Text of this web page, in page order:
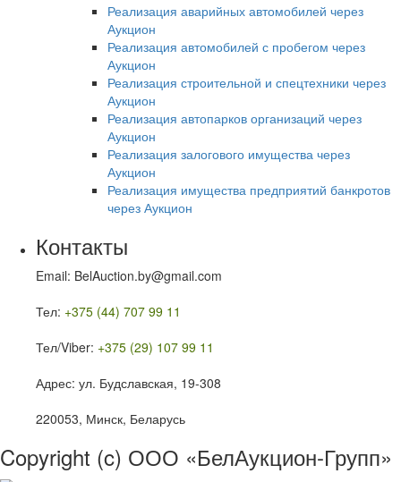
Реализация аварийных автомобилей через
Аукцион
Реализация автомобилей с пробегом через
Аукцион
Реализация строительной и спецтехники через
Аукцион
Реализация автопарков организаций через
Аукцион
Реализация залогового имущества через
Аукцион
Реализация имущества предприятий банкротов
через Аукцион
Контакты
Email: BelAuction.by@gmail.com
Тел: +375 (44) 707 99 11
Тел/Viber: +375 (29) 107 99 11
Адрес: ул. Будславская, 19-308
220053, Минск, Беларусь
Copyright (c) ООО «БелАукцион-Групп»